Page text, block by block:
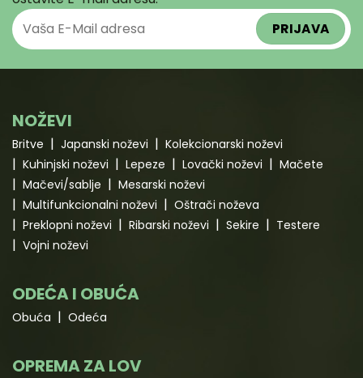
NOŽEVI
Britve Japanski noževi
Kolekcionarski noževi
Kuhinjski noževi
Lepeze Lovački noževi
Mačete
Mačevi/sablje
Mesarski noževi
Multifunkcionalni noževi
Oštrači noževa
Preklopni noževi
Ribarski noževi Sekire
Testere
Vojni noževi
ODEĆA I OBUĆA
Obuća Odeća
OPREMA ZA LOV